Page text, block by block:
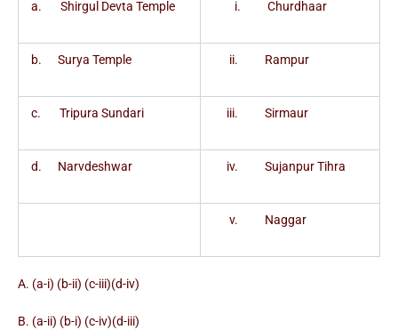
a. Shirgul Devta Temple i. Churdhaar
b. Surya Temple ii. Rampur
c. Tripura Sundari iii. Sirmaur
d. Narvdeshwar iv. Sujanpur Tihra
v. Naggar
A. (a-i) (b-ii) (c-iii)(d-iv)
B. (a-ii) (b-i) (c-iv)(d-iii)